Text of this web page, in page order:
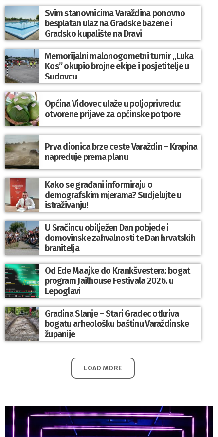
Svim stanovnicima Varaždina ponovno
besplatan ulaz na Gradske bazene i
Gradsko kupalište na Dravi
Memorijalni malonogometni turnir „Luka
Kos” okupio brojne ekipe i posjetitelje u
Sudovcu
Općina Vidovec ulaže u poljoprivredu:
otvorene prijave za općinske potpore
Prva dionica brze ceste Varaždin – Krapina
napreduje prema planu
Kako se građani informiraju o
demografskim mjerama? Sudjelujte u
istraživanju!
U Sračincu obilježen Dan pobjede i
domovinske zahvalnosti te Dan hrvatskih
branitelja
Od Ede Maajke do Krankšvestera: bogat
program Jailhouse Festivala 2026. u
Lepoglavi
Gradina Slanje – Stari Gradec otkriva
bogatu arheološku baštinu Varaždinske
županije
LOAD MORE